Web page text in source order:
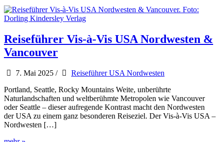
Reiseführer Vis-à-Vis USA Nordwesten &
Vancouver
7. Mai 2025 /
Reiseführer USA Nordwesten
Portland, Seattle, Rocky Mountains Weite, unberührte
Naturlandschaften und weltberühmte Metropolen wie Vancouver
oder Seattle – dieser aufregende Kontrast macht den Nordwesten
der USA zu einem ganz besonderen Reiseziel. Der Vis-à-Vis USA –
Nordwesten […]